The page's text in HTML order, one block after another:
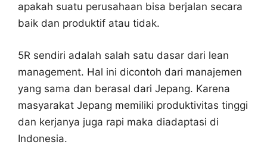
apakah suatu perusahaan bisa berjalan secara
baik dan produktif atau tidak.
5R sendiri adalah salah satu dasar dari lean
management. Hal ini dicontoh dari manajemen
yang sama dan berasal dari Jepang. Karena
masyarakat Jepang memiliki produktivitas tinggi
dan kerjanya juga rapi maka diadaptasi di
Indonesia.